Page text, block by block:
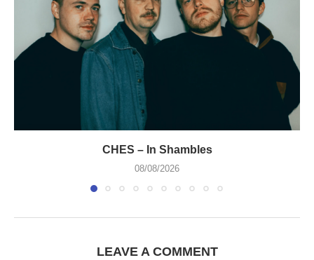
CHES – In Shambles
08/08/2026
LEAVE A COMMENT